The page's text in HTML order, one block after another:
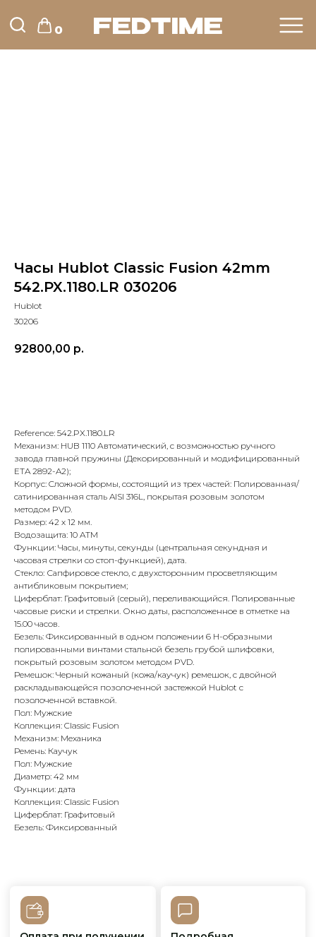
0
Часы Hublot Classic Fusion 42mm
542.PX.1180.LR 030206
Hublot
30206
92800,00 р.
Reference: 542.PX.1180.LR
Механизм: HUB 1110 Автоматический, с возможностью ручного
завода главной пружины (Декорированный и модифицированный
ETA 2892-A2);
Корпус: Cложной формы, состоящий из трех частей: Полированная/
сатинированная сталь AISI 316L, покрытая розовым золотом
методом PVD.
Размер: 42 х 12 мм.
Водозащита: 10 ATM
Функции: Часы, минуты, секунды (центральная секундная и
часовая стрелки со стоп-функцией), дата.
Стекло: Сапфировое стекло, с двухсторонним просветляющим
антибликовым покрытием;
Циферблат: Графитовый (серый), переливающийся. Полированные
часовые риски и стрелки. Окно даты, расположенное в отметке на
15.00 часов.
Безель: Фиксированный в одном положении 6 Н-образными
полированными винтами стальной безель грубой шлифовки,
покрытый розовым золотом методом PVD.
Ремешок: Черный кожаный (кожа/каучук) ремешок, с двойной
раскладывающейся позолоченной застежкой Hublot с
позолоченной вставкой.
Пол: Мужские
Коллекция: Classic Fusion
Механизм: Механика
Ремень: Каучук
Пол: Мужские
Диаметр: 42 мм
Функции: дата
Коллекция: Classic Fusion
Циферблат: Графитовый
Безель: Фиксированный
Оплата при получении
Заказ опласивается
после примерки и
осмотра товара
Подробная
консультация
Ответим на все вопросы
и поможем с выбором
Сервисное
обслуживание
На все товары
распространяется
гарантийные
обязательства